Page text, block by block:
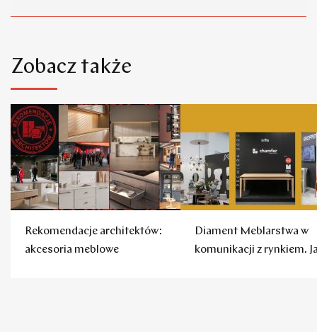
Zobacz także
Rekomendacje architektów:
akcesoria meblowe
Diament Meblarstwa w
komunikacji z rynkiem.